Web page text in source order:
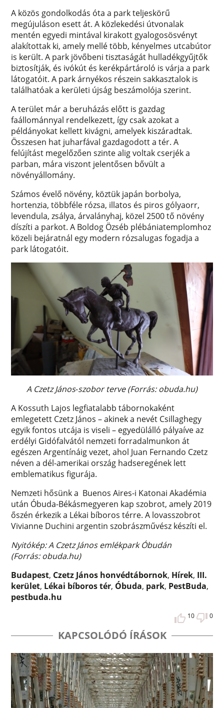
A közös gondolkodás óta a park teljeskörű
megújuláson esett át. A közlekedési útvonalak
mentén egyedi mintával kirakott gyalogosösvényt
alakítottak ki, amely mellé több, kényelmes utcabútor
is került. A park jövőbeni tisztaságát hulladékgyűjtők
biztosítják, és ivókút és kerékpártároló is várja a park
látogatóit. A park árnyékos részein sakkasztalok is
találhatóak a kerületi újság beszámolója szerint.
A terület már a beruházás előtt is gazdag
faállománnyal rendelkezett, így csak azokat a
példányokat kellett kivágni, amelyek kiszáradtak.
Összesen hat juharfával gazdagodott a tér. A
felújítást megelőzően szinte alig voltak cserjék a
parban, mára viszont jelentősen bővült a
növényállomány.
Számos évelő növény, köztük japán borbolya,
hortenzia, többféle rózsa, illatos és piros gólyaorr,
levendula, zsálya, árvalányhaj, közel 2500 tő növény
díszíti a parkot. A Boldog Özséb plébániatemplomhoz
közeli bejáratnál egy modern rózsalugas fogadja a
park látogatóit.
A Czetz János-szobor terve (Forrás: obuda.hu)
A Kossuth Lajos legfiatalabb tábornokaként
emlegetett Czetz János – akinek a nevét Csillaghegy
egyik fontos utcája is viseli – egyedülálló pályaíve az
erdélyi Gidófalvától nemzeti forradalmunkon át
egészen Argentínáig vezet, ahol Juan Fernando Czetz
néven a dél-amerikai ország hadseregének lett
emblematikus figurája.
Nemzeti hősünk a Buenos Aires-i Katonai Akadémia
után Óbuda-Békásmegyeren kap szobrot, amely 2019
őszén érkezik a Lékai bíboros térre. A lovasszobrot
Vivianne Duchini argentin szobrászművész készíti el.
Nyitókép: A Czetz János emlékpark Óbudán
(Forrás: obuda.hu)
Budapest, Czetz János honvédtábornok, Hírek, III.
kerület, Lékai bíboros tér, Óbuda, park, PestBuda,
pestbuda.hu
10 0
KAPCSOLÓDÓ ÍRÁSOK